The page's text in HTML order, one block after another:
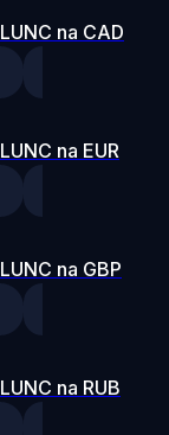
LUNC na CAD
LUNC na EUR
LUNC na GBP
LUNC na RUB